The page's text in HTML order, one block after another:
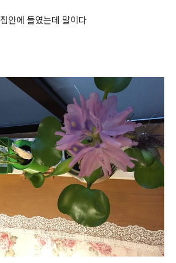
집안에 들였는데 말이다